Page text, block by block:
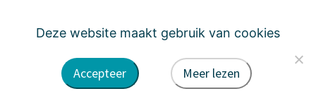
door DINK
Deze website maakt gebruik van cookies
Accepteer Meer lezen